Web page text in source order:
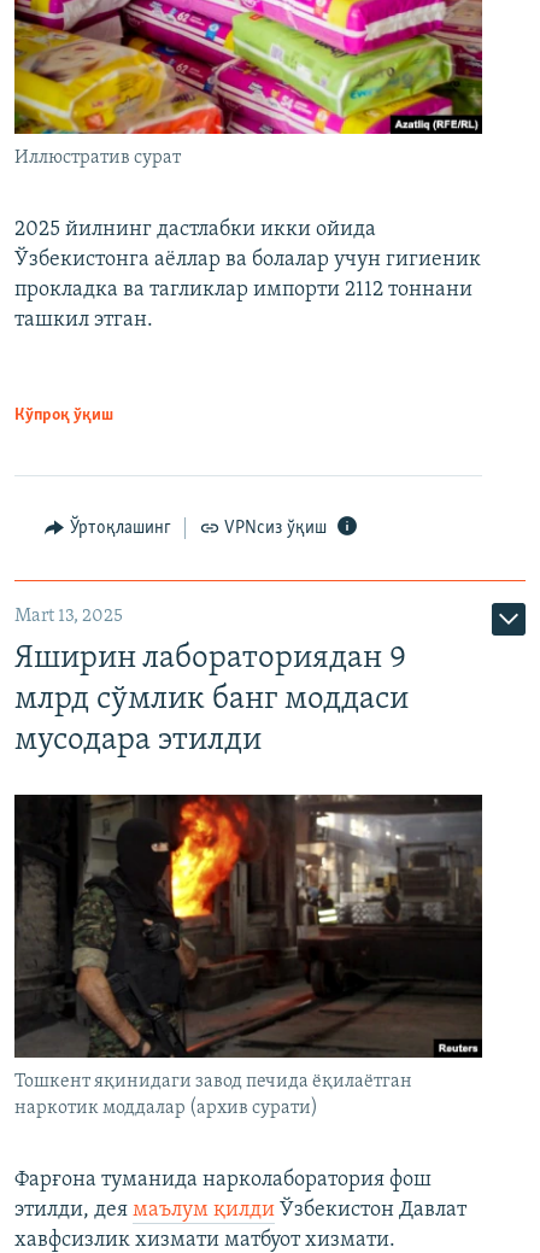
Иллюстратив сурат
2025 йилнинг дастлабки икки ойида
Ўзбекистонга аёллар ва болалар учун гигиеник
прокладка ва тагликлар импорти 2112 тоннани
ташкил этган.
Кўпроқ ўқиш
Ўртоқлашинг VPNсиз ўқиш
Mart 13, 2025
Яширин лабораториядан 9
млрд сўмлик банг моддаси
мусодара этилди
Тошкент яқинидаги завод печида ёқилаётган
наркотик моддалар (архив сурати)
Фарғона туманида нарколаборатория фош
этилди, дея маълум қилди Ўзбекистон Давлат
хавфсизлик хизмати матбуот хизмати.